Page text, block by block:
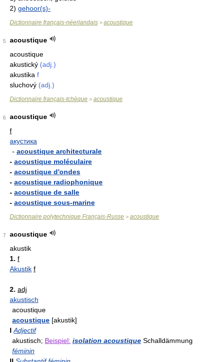
2) gehoor(s)-
Dictionnaire français-néerlandais > acoustique
5
acoustique
acoustique
akustický (adj.)
akustika f
sluchový (adj.)
Dictionnaire français-tchèque > acoustique
6
acoustique
f
акустика
- acoustique architecturale
- acoustique moléculaire
- acoustique d'ondes
- acoustique radiophonique
- acoustique de salle
- acoustique sous-marine
Dictionnaire polytechnique Français-Russe > acoustique
7
acoustique
akustik
1. f
Akustik f
2. adj
akustisch
acoustique
acoustique [akustik]
I Adjectif
akustisch; Beispiel: isolation acoustique Schalldämmung
féminin